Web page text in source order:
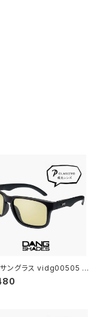
ングラス vidg00505 ダ
イディーズ ALL TERRAI
SHADES オール